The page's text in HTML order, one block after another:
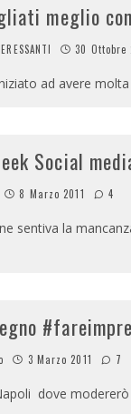
meglio
30 Ottobre
ad avere
Social
8 Marzo 2011 4
sentiva la
3 Marzo 2011 7
dove